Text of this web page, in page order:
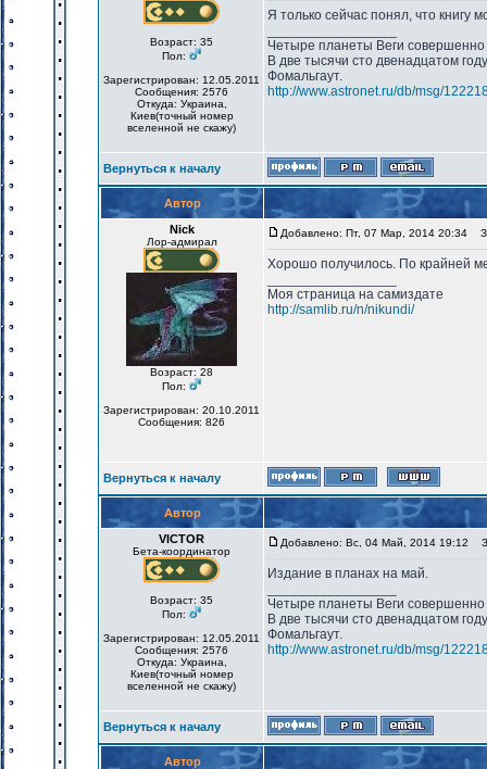
Возраст: 35
Пол:
Зарегистрирован: 12.05.2011
Сообщения: 2576
Откуда: Украина,
Киев(точный номер
вселенной не скажу)
Я только сейчас понял, что книгу
Четыре планеты Веги
В две тысячи сто двенадцатом
Фомальгаут.
http://www.astronet.ru/db/msg/
Вернуться к началу
Автор
Nick
Лор-адмирал
Возраст: 28
Пол:
Зарегистрирован: 20.10.2011
Сообщения: 826
Добавлено: Пт, 07 Мар, 2014 20:34
Хорошо получилось. По крайней
Моя страница на самиздате
http://samlib.ru/n/nikundi/
Вернуться к началу
Автор
VICTOR
Бета-координатор
Возраст: 35
Пол:
Зарегистрирован: 12.05.2011
Сообщения: 2576
Откуда: Украина,
Киев(точный номер
вселенной не скажу)
Добавлено: Вс, 04 Май, 2014 19:12
Издание в планах на май.
Четыре планеты Веги
В две тысячи сто двенадцатом
Фомальгаут.
http://www.astronet.ru/db/msg/
Вернуться к началу
Автор